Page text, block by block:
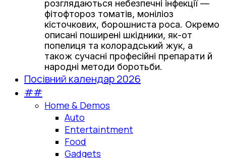
розглядаються небезпечні інфекції —
фітофтороз томатів, моніліоз
кісточкових, борошниста роса. Окремо
описані поширені шкідники, як-от
попелиця та колорадський жук, а
також сучасні професійні препарати й
народні методи боротьби.
Посівний календар 2026
##
Home & Demos
Auto
Entertaintment
Food
Gadgets